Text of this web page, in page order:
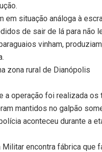
em situação análoga à
de sair de lá para não
vinham,
zona rural de Dianópolis
a operação foi realizada
mantidos no galpão
aconteceu durante a
Militar encontra fábrica